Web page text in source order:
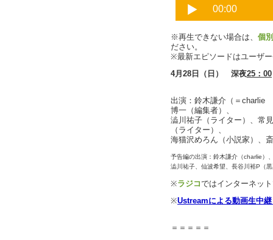
※再生できない場合は、 個
ださい。
※最新エピソードはユーザ
4月28日（日） 深夜25：00
出演：鈴木謙介（＝charlie
博一（編集者）、
澁川祐子（ライター）、常
（ライター）、
海猫沢めろん（小説家）、
予告編の出演：鈴木謙介（charlie）
澁川祐子、仙波希望、長谷川裕P（
※ラジコではインターネッ
※Ustreamによる動画生中
＝＝＝＝＝